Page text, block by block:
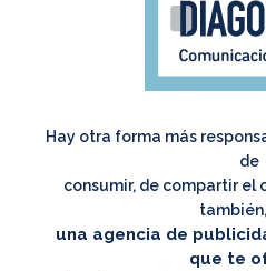
Hay otra forma más
de
consumir, de compartir el
una agencia de
que te